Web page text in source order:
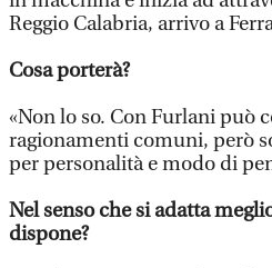
Reggio Calabria, arrivo a
Cosa porterà?
«Non lo so. Con Furlani può
ragionamenti comuni, però
per personalità e modo di
Nel senso che si adatta
dispone?